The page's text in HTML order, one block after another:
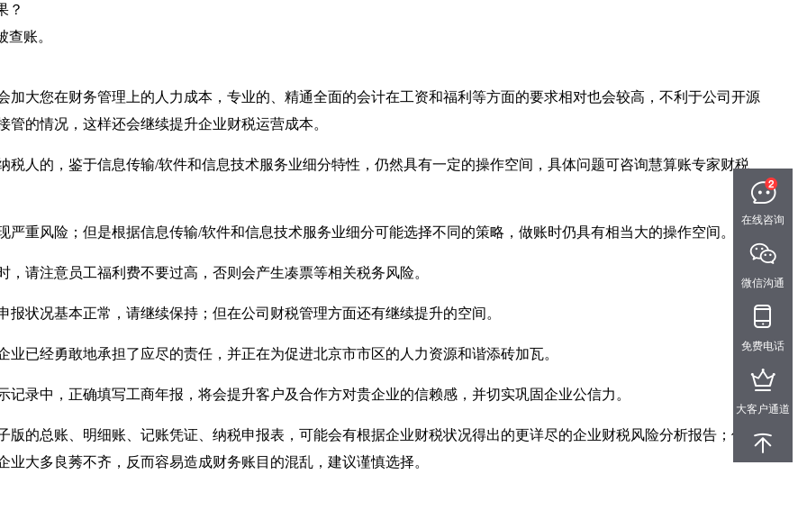
？
账。
加大您在财务管理上的人力成本，专业的、精通全面的会计在工资和福利等方面的要求相对也会较高，不利于公司开源
的情况，这样还会继续提升企业财税运营成本。
税人的，鉴于信息传输/软件和信息技术服务业细分特性，仍然具有一定的操作空间，具体问题可咨询慧算账专家财税
重风险；但是根据信息传输/软件和信息技术服务业细分可能选择不同的策略，做账时仍具有相当大的操作空间。
请注意员工福利费不要过高，否则会产生凑票等相关税务风险。
状况基本正常，请继续保持；但在公司财税管理方面还有继续提升的空间。
已经勇敢地承担了应尽的责任，并正在为促进北京市市区的人力资源和谐添砖加瓦。
录中，正确填写工商年报，将会提升客户及合作方对贵企业的信赖感，并切实巩固企业公信力。
版的总账、明细账、记账凭证、纳税申报表，可能会有根据企业财税状况得出的更详尽的企业财税风险分析报告；但目
大多良莠不齐，反而容易造成财务账目的混乱，建议谨慎选择。
在线咨询
微信沟通
免费电话
大客户通道